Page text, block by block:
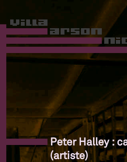
Peter Halley :
(artiste)